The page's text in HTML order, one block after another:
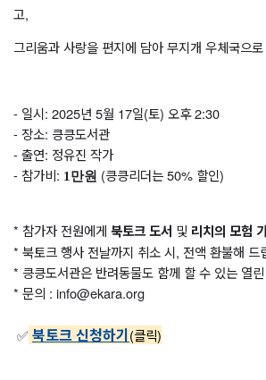
고,
그리움과 사랑을 편지에 담아 무지개 우체국으
- 일시: 2025년 5월 17일(토) 오후 2:30
- 장소: 킁킁도서관
- 출연: 정유진 작가
- 참가비: 1만원 (킁킁리더는 50% 할인)
* 참가자 전원에게 북토크 도서 및 리치의 모험
* 북토크 행사 전날까지 취소 시, 전액 환불해 드
* 킁킁도서관은 반려동물도 함께 할 수 있는 열
* 문의 : info@ekara.org
✅북토크 신청하기(클릭)